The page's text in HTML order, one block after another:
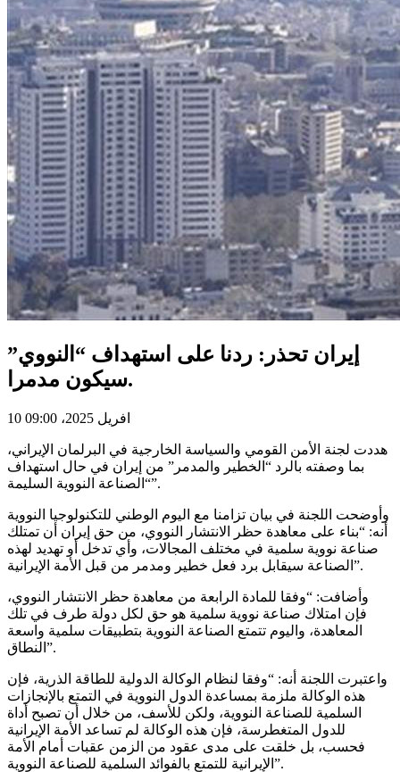
إيران تحذر: ردنا على استهداف “النووي”
سيكون مدمرا.
10 افريل 2025، 09:00
هددت لجنة الأمن القومي والسياسة الخارجية في البرلمان الإيراني،
بما وصفته بالرد “الخطير والمدمر” من إيران في حال استهداف
“الصناعة النووية السليمة”.
وأوضحت اللجنة في بيان تزامنا مع اليوم الوطني للتكنولوجيا النووية
أنه: “بناء على معاهدة حظر الانتشار النووي، من حق إيران أن تمتلك
صناعة نووية سلمية في مختلف المجالات، وأي تدخل أو تهديد لهذه
الصناعة سيقابل برد فعل خطير ومدمر من قبل الأمة الإيرانية”.
وأضافت: “وفقا للمادة الرابعة من معاهدة حظر الانتشار النووي،
فإن امتلاك صناعة نووية سلمية هو حق لكل دولة طرف في تلك
المعاهدة، واليوم تتمتع الصناعة النووية بتطبيقات سلمية واسعة
النطاق”.
واعتبرت اللجنة أنه: “وفقا لنظام الوكالة الدولية للطاقة الذرية، فإن
هذه الوكالة ملزمة بمساعدة الدول النووية في التمتع بالإنجازات
السلمية للصناعة النووية، ولكن للأسف، من خلال أن تصبح أداة
للدول المتغطرسة، فإن هذه الوكالة لم تساعد الأمة الإيرانية
فحسب، بل خلقت على مدى عقود من الزمن عقبات أمام الأمة
الإيرانية للتمتع بالفوائد السلمية للصناعة النووية”.